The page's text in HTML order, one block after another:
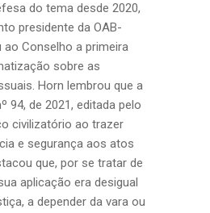
do tema desde 2020,
presidente da OAB-
ao Conselho a primeira
sobre as
Horn lembrou que a
94, de 2021, editada pelo
civilizatório ao trazer
e segurança aos atos
que, por se tratar de
aplicação era desigual
a depender da vara ou